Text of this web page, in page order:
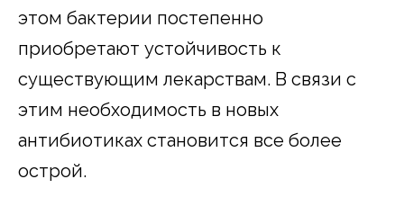
этом бактерии постепенно
приобретают устойчивость к
существующим лекарствам. В связи с
этим необходимость в новых
антибиотиках становится все более
острой.